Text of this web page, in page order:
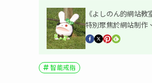
《よしのん的網站
特別聚焦於網站制作
智能戒指